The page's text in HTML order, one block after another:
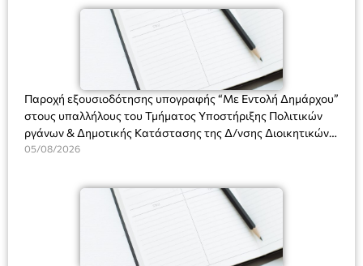
Πλαστήρα), E&G Mini market (Δημοκρατίας 39 Ιεράπετρα)
και στο more.com Χώρος: 3ο Γυμνάσιο Ιεράπετρας
(Είσοδος ΕΠΑ.Λ.) Έναρξη 21:15 Οργάνωση: ΚΝΩΣΟΣ
ΘΕΑΤΡΙΚΕΣ ΠΑΡΑΓΩΓΕΣ ΕΕ
(Ν. 5314/2026).»
Παροχή εξουσιοδότησης υπογραφής “Με Εντολή Δημάρχου”
στους υπαλλήλους του Τμήματος Υποστήριξης Πολιτικών
ργάνων & Δημοτικής Κατάστασης της Δ/νσης Διοικητικών
Υπηρεσιών για αποφάσεις, πιστοποιητικά, πράξεις και
(Ν. 5314/2026).»
05/08/2026